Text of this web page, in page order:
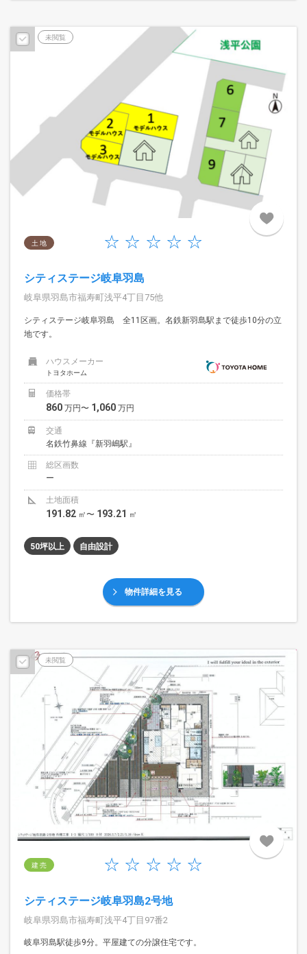
未閲覧
土 地
シティステージ岐阜羽島
岐阜県羽島市福寿町浅平4丁目75他
シティステージ岐阜羽島 全11区画。名鉄新羽島駅まで徒歩10分の立
地です。
ハウスメーカー
トヨタホーム
価格帯
860 万円〜 1,060 万円
交通
名鉄竹鼻線『新羽嶋駅』
総区画数
ー
土地面積
191.82 ㎡〜 193.21 ㎡
50坪以上 自由設計
物件詳細を見る
未閲覧 予告広告
建 売
シティステージ岐阜羽島2号地
岐阜県羽島市福寿町浅平4丁目97番2
岐阜羽島駅徒歩9分。平屋建ての分譲住宅です。